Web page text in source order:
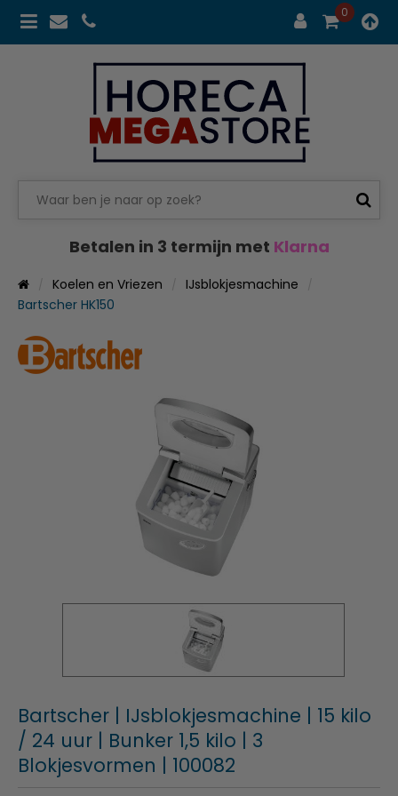
0
Betalen in 3 termijn met Klarna
Koelen en Vriezen
IJsblokjesmachine
Bartscher HK150
Bartscher | IJsblokjesmachine | 15 kilo
/ 24 uur | Bunker 1,5 kilo | 3
Blokjesvormen | 100082